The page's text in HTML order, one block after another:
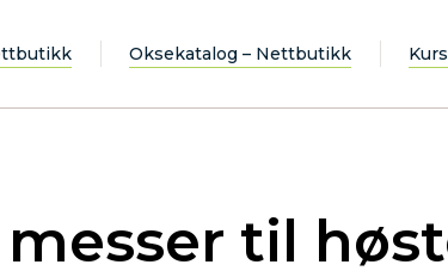
Oksekatalog – Nettbutikk Kurs
til